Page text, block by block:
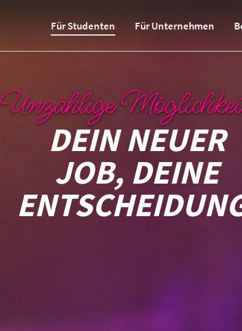
Für Studenten Für Unternehmen
Unzählige
DEIN NEUER
JOB, DEINE